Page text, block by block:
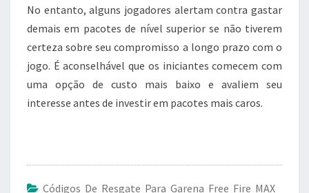
No entanto, alguns jogadores alertam contra gastar
demais em pacotes de nível superior se não tiverem
certeza sobre seu compromisso a longo prazo com o
jogo. É aconselhável que os iniciantes comecem com
uma opção de custo mais baixo e avaliem seu
interesse antes de investir em pacotes mais caros.
Códigos De Resgate Para Garena Free Fire MAX